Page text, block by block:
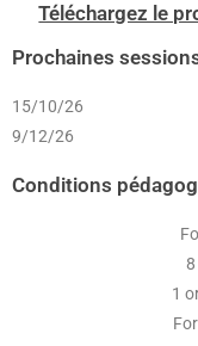
Téléchargez le
Prochaines
15/10/26
9/12/26
Conditions
1